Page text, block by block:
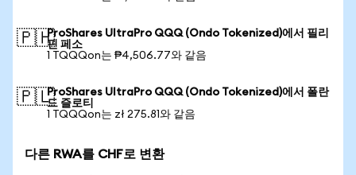
🇵🇭ProShares UltraPro QQQ (Ondo Tokenized)에서 필리
핀 페소
1 TQQQon는 ₱4,506.77와 같음
🇵🇱ProShares UltraPro QQQ (Ondo Tokenized)에서 폴란
드 즐로티
1 TQQQon는 zł 275.81와 같음
다른 RWA를 CHF로 변환